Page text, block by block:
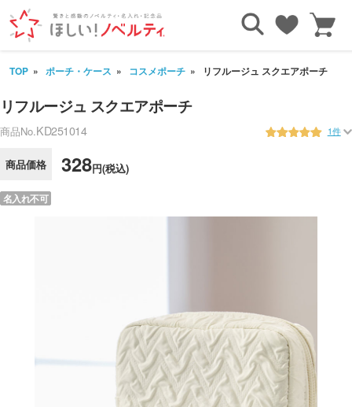
TOP ポーチ・ケース コスメポーチ リフルージュ スクエアポーチ
リフルージュ スクエアポーチ
商品No.KD251014 1件
商品価格 328円(税込)
名入れ不可